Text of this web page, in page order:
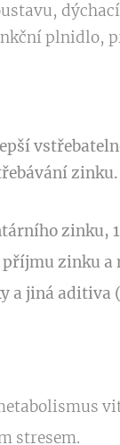
plnidlo,
zinku.
zinku,
příjmu zinku a
a jiná aditiva
stresem.